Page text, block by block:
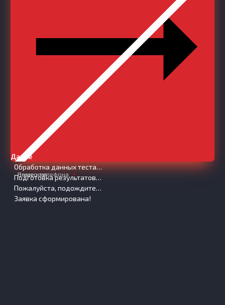
Далее
Обработка данных теста…
Подготовка результатов…
Пожалуйста, подождите…
Заявка сформирована!
Ваше имя
Номер телефона